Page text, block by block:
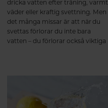
dricka vatten efter träning, varmt
väder eller kraftig svettning. Men
det många missar är att när du
svettas förlorar du inte bara
vatten – du förlorar också viktiga